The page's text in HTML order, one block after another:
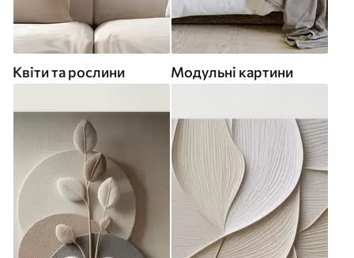
Квіти та рослини Модульні картини